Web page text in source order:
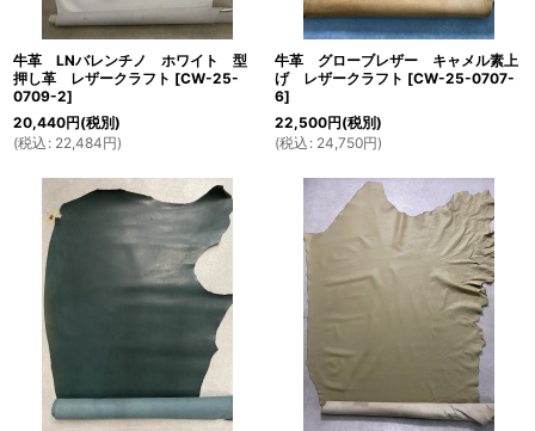
牛革 LNバレンチノ ホワイト 型
押し革 レザークラフト [CW-25-
0709-2]
20,440円(税別)
(税込 : 22,484円)
牛革 グローブレザー キャメル素上
げ レザークラフト [CW-25-0707-
6]
22,500円(税別)
(税込 : 24,750円)